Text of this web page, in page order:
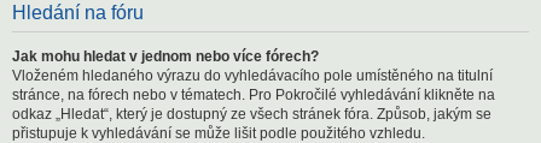
Hledání na fóru
Jak mohu hledat v jednom nebo více fórech?
Vloženém hledaného výrazu do vyhledávacího pole umístěného na titulní
stránce, na fórech nebo v tématech. Pro Pokročilé vyhledávání klikněte na
odkaz „Hledat“, který je dostupný ze všech stránek fóra. Způsob, jakým se
přistupuje k vyhledávání se může lišit podle použitého vzhledu.